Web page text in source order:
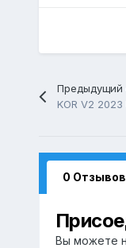
Предыдущий
KOR V2
0 Отзывов
Вы можете